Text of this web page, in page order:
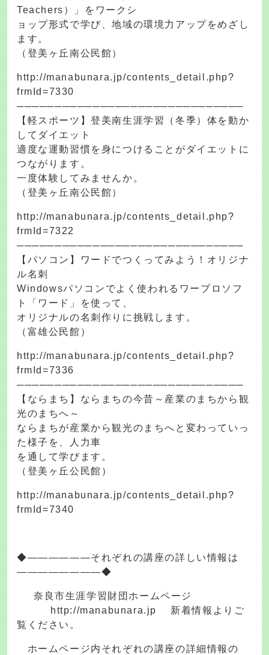
Teachers）」をワークシ
ョップ形式で学び、地域の環境力アップをめざし
ます。
（登美ヶ丘南公民館）
http://manabunara.jp/contents_detail.php?
frmId=7330
──────────────────────────────
【軽スポーツ】登美南生涯学習（冬季）体を動か
してダイエット
適度な運動習慣を身につけることがダイエットに
つながります。
一度体験してみませんか。
（登美ヶ丘南公民館）
http://manabunara.jp/contents_detail.php?
frmId=7322
──────────────────────────────
【パソコン】ワードでつくってみよう！オリジナ
ル名刺
Windowsパソコンでよく使われるワープロソフ
ト「ワード」を使って、
オリジナルの名刺作りに挑戦します。
（富雄公民館）
http://manabunara.jp/contents_detail.php?
frmId=7336
──────────────────────────────
【ならまち】ならまちの今昔～産業のまちから観
光のまちへ～
ならまちが産業から観光のまちへと変わっていっ
た様子を、人力車
を通して学びます。
（登美ヶ丘公民館）
http://manabunara.jp/contents_detail.php?
frmId=7340
◆――――――それぞれの講座の詳しい情報は
――――――――◆
奈良市生涯学習財団ホームページ
http://manabunara.jp 新着情報よりご
覧ください。
ホームページ内それぞれの講座の詳細情報の